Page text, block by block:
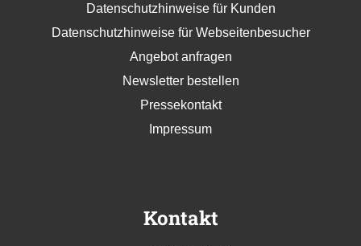
Datenschutzhinweise für Kunden
Datenschutzhinweise für Webseitenbesucher
Angebot anfragen
Newsletter bestellen
Pressekontakt
Impressum
Kontakt